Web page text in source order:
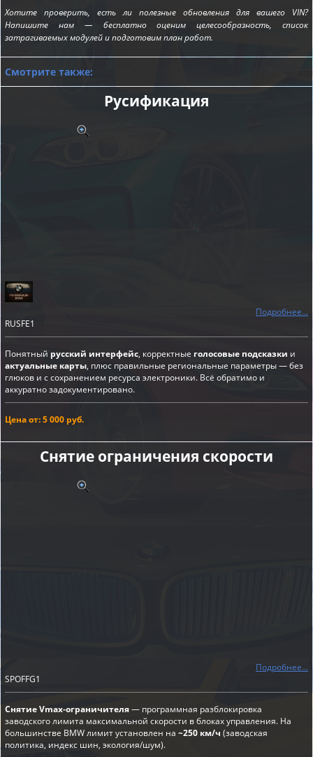
Хотите проверить, есть ли полезные обновления для вашего VIN?
Напишите нам — бесплатно оценим целесообразность, список
затрагиваемых модулей и подготовим план работ.
Смотрите также:
Русификация
Подробнее...
RUSFE1
Понятный русский интерфейс, корректные голосовые подсказки и
актуальные карты, плюс правильные региональные параметры — без
глюков и с сохранением ресурса электроники. Всё обратимо и
аккуратно задокументировано.
Цена от: 5 000 руб.
Снятие ограничения скорости
Подробнее...
SPOFFG1
Снятие Vmax-ограничителя— программная разблокировка
заводского лимита максимальной скорости в блоках управления. На
большинстве BMW лимит установлен на ~250 км/ч (заводская
политика, индекс шин, экология/шум).